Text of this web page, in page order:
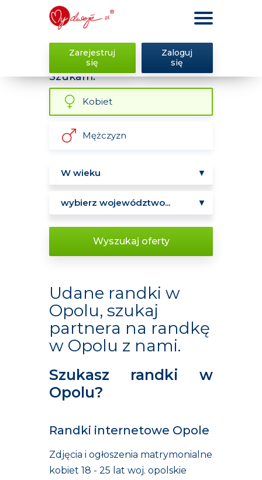
Zarejestruj
się
Zaloguj
się
Szukam:
Kobiet
Mężczyzn
Wyszukaj oferty
Udane randki w
Opolu, szukaj
partnera na randkę
w Opolu z nami.
Szukasz randki w
Opolu?
Randki internetowe Opole
Zdjęcia i ogłoszenia matrymonialne
kobiet 18 - 25 lat woj. opolskie